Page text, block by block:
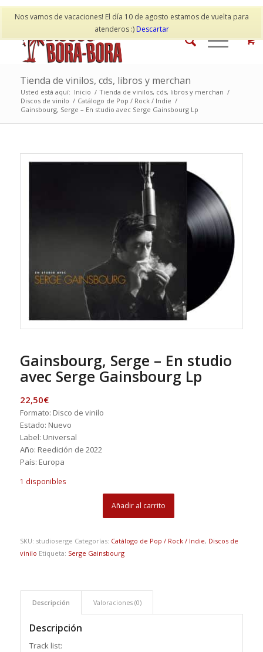
Nos vamos de vacaciones! El día 10 de agosto estamos de vuelta para
atenderos :)Descartar
Mi cuenta Contacto
Tienda de vinilos, cds, libros y merchan
Usted está aquí: Inicio / Tienda de vinilos, cds, libros y merchan /
Discos de vinilo / Catálogo de Pop / Rock / Indie /
Gainsbourg, Serge – En studio avec Serge Gainsbourg Lp
Gainsbourg, Serge – En studio
avec Serge Gainsbourg Lp
22,50€
Formato: Disco de vinilo
Estado: Nuevo
Label: Universal
Año: Reedición de 2022
País: Europa
1 disponibles
Añadir al carrito
SKU: studioserge Categorías: Catálogo de Pop / Rock / Indie, Discos de
vinilo Etiqueta: Serge Gainsbourg
Descripción Valoraciones (0)
Descripción
Track list: